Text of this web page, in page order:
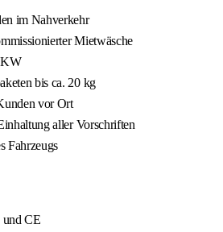
im Nahverkehr
Mietwäsche
bis ca. 20 kg
vor Ort
aller Vorschriften
Fahrzeugs
und CE